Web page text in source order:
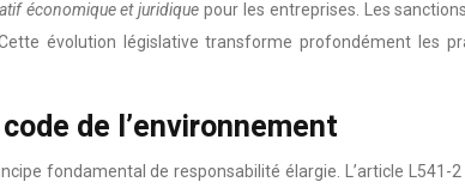
économique et juridiquepour les entreprises. Les
évolution législative transforme profondément les
de l’environnement
fondamental de responsabilité élargie. L’article L541-